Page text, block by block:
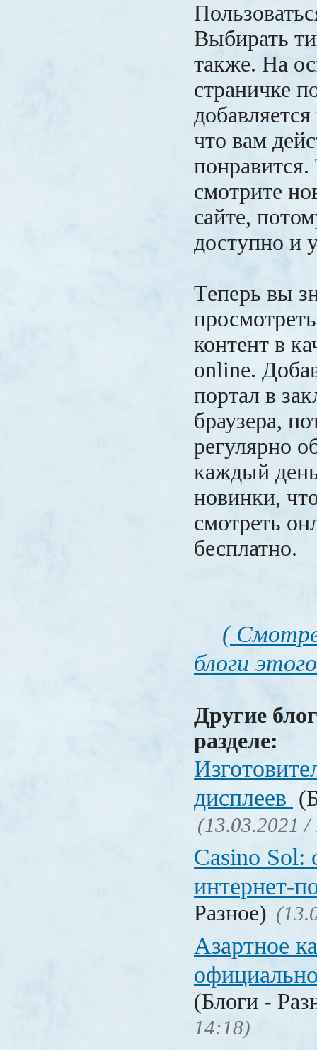
Выбирать
также. На
страничке
что вам
понравится.
смотрите
сайте,
доступно и
Теперь вы
контент в
online.
портал в
браузера,
регулярно
каждый
новинки,
смотреть
бесплатно.
(
блоги
Другие
разделе:
дисплеев
(13.03.2021 /
Casino Sol:
интернет-
Разное)
Азартное
(Блоги -
14:18)